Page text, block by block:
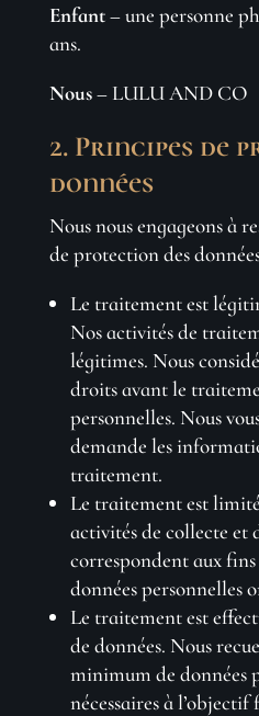
Enfant– une personne
ans.
Nous– LULU AND CO
2. Principes de
données
Nous nous engageons à
de protection des
Le traitement est
Nos activités de
légitimes. Nous
droits avant le
personnelles. Nous
demande les
traitement.
Le traitement est
activités de collecte et
correspondent aux fins
données personnelles
Le traitement est
de données. Nous
minimum de données
nécessaires à l’objectif